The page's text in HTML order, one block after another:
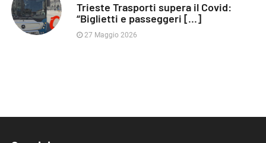
Trieste Trasporti supera il Covid:
“Biglietti e passeggeri [...]
27 Maggio 2026